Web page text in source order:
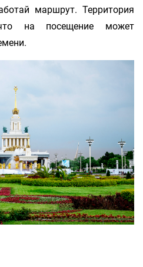
маршрут. Территория
на посещение может